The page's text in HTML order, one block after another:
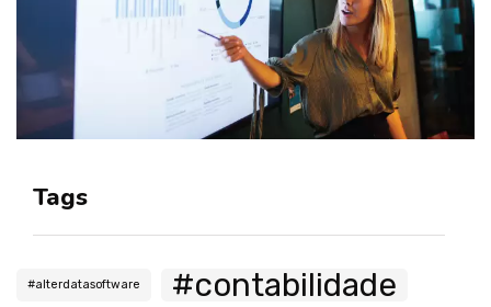
Tags
#alterdatasoftware #contabilidade